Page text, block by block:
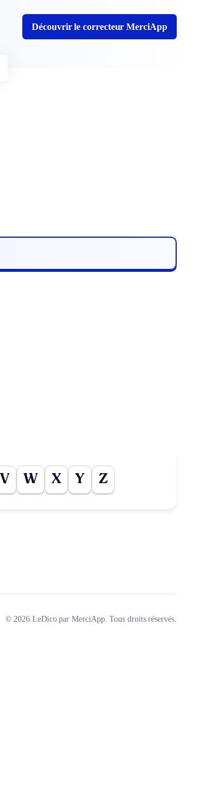
Découvrir le correcteur MerciApp
V W X Y Z
© 2026 LeDico par MerciApp. Tous droits réservés.